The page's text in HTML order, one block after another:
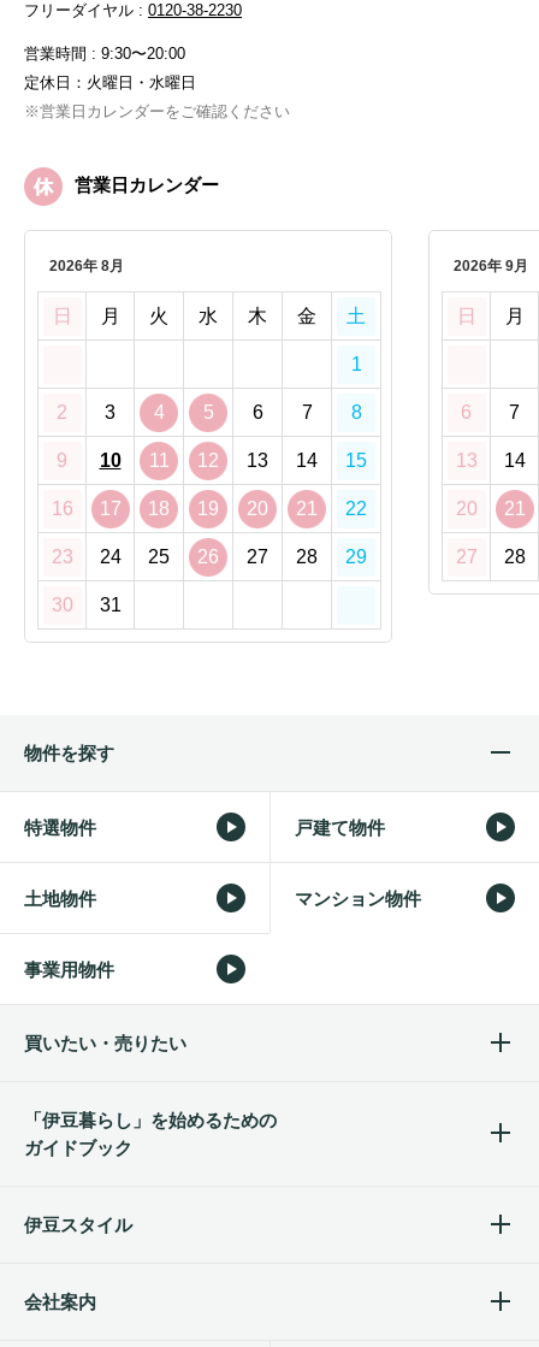
フリーダイヤル : 0120-38-2230
営業時間 : 9:30〜20:00
定休日：火曜日・水曜日
※営業日カレンダーをご確認ください
営業日カレンダー
2026年 8月
日 月 火 水 木 金 土
1
2 3 4 5 6 7 8
9 10 11 12 13 14 15
16 17 18 19 20 21 22
23 24 25 26 27 28 29
30 31
2026年 9月
日 月
6 7
13 14
20 21
27 28
物件を探す
特選物件 戸建て物件
土地物件 マンション物件
事業用物件
買いたい・売りたい
「伊豆暮らし」を始めるための
ガイドブック
伊豆スタイル
会社案内